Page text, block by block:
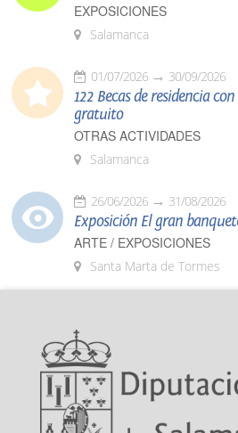
EXPOSICIONES
Salamanca
01/07/2026 30/09/2026
122 Becas de residencia
gratuito
OTRAS ACTIVIDADES
Salamanca
26/06/2026 31/08/2026
Exposición El gran
ARTE / EXPOSICIONES
Santa Marta de Tormes